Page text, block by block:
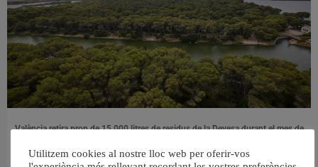
València retira prop de 15.000 litres de residus de la Devesa durant el mes de
6 agost, 2026
Utilitzem cookies al nostre lloc web per oferir-vos